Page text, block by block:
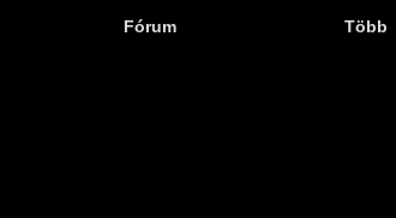
Fórum Több